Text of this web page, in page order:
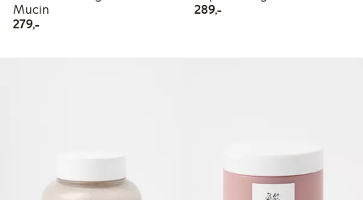
Mucin
279,-279,00 kr
289,-289,00 kr